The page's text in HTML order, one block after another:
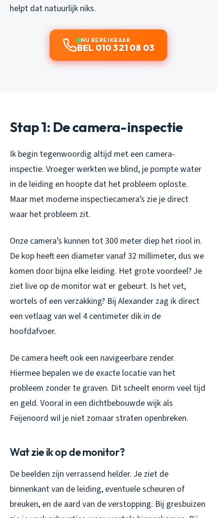
helpt dat natuurlijk niks.
NU BEREIKBAAR
BEL 010 321 08 03
Stap 1: De camera-inspectie
Ik begin tegenwoordig altijd met een camera-
inspectie. Vroeger werkten we blind, je pompte water
in de leiding en hoopte dat het probleem oploste.
Maar met moderne inspectiecamera’s zie je direct
waar het probleem zit.
Onze camera’s kunnen tot 300 meter diep het riool in.
De kop heeft een diameter vanaf 32 millimeter, dus we
komen door bijna elke leiding. Het grote voordeel? Je
ziet live op de monitor wat er gebeurt. Is het vet,
wortels of een verzakking? Bij Alexander zag ik direct
een vetlaag van wel 4 centimeter dik in de
hoofdafvoer.
De camera heeft ook een navigeerbare zender.
Hiermee bepalen we de exacte locatie van het
probleem zonder te graven. Dit scheelt enorm veel tijd
en geld. Vooral in een dichtbebouwde wijk als
Feijenoord wil je niet zomaar straten openbreken.
Wat zie ik op de monitor?
De beelden zijn verrassend helder. Je ziet de
binnenkant van de leiding, eventuele scheuren of
breuken, en de aard van de verstopping. Bij gresbuizen